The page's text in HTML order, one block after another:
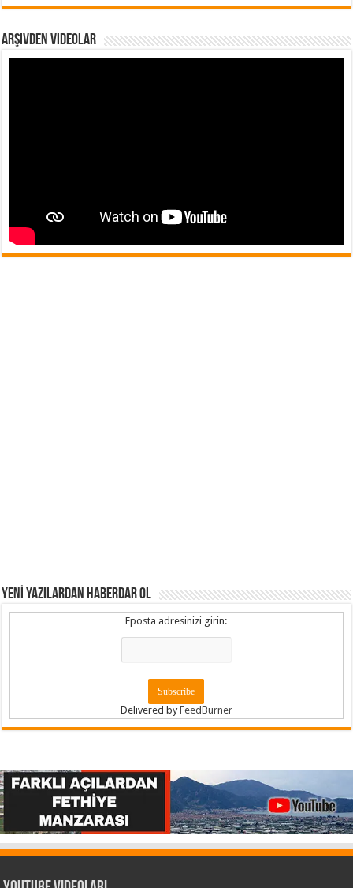
Arşivden Videolar
YENİ YAZILARDAN HABERDAR OL
Eposta adresinizi girin:
Delivered byFeedBurner